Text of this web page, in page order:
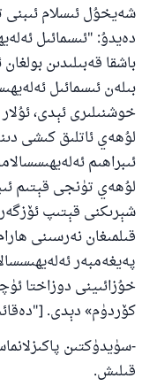
شەيخۇل ئىسلام ئىبنى
دەيدۇ: "ئىسمائىل
باشقا قەبىلىدىن
بىلەن ئىسمائىل
خوشنىلىرى ئېدى،
لۇھەي ئاتلىق كىشى
ئىبراھىم
لۇھەي تۈنجى قېتىم
شېرىكنى قېتىپ
قىلمىغان نەرسىنى
پەيغەمبەر
خۇزائىينى دوزاختا
كۆردۈم» دېدى. ["دەقائىقۇت
-سۈيدۈكتىن
قىلىش.